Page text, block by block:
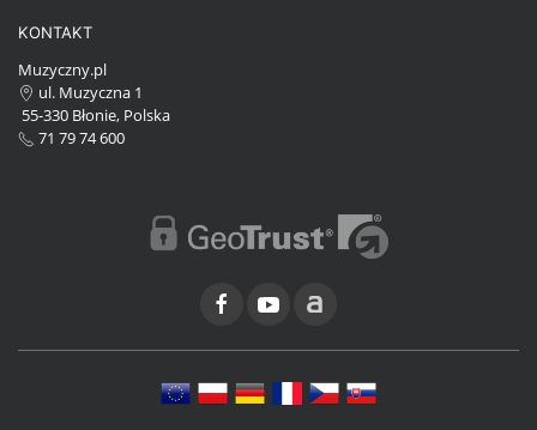
KONTAKT
Muzyczny.pl
ul. Muzyczna 1
55-330 Błonie, Polska
71 79 74 600